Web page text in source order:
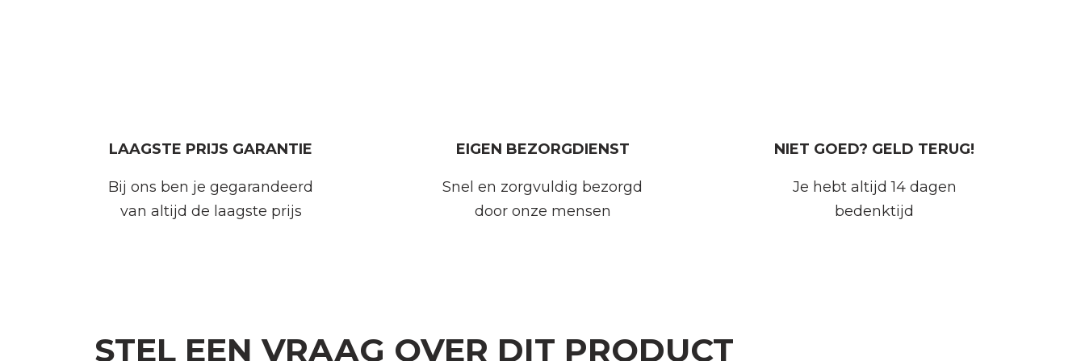
LAAGSTE PRIJS GARANTIE
Bij ons ben je gegarandeerd
van altijd de laagste prijs
EIGEN BEZORGDIENST
Snel en zorgvuldig bezorgd
door onze mensen
NIET GOED? GELD TERUG!
Je hebt altijd 14 dagen
bedenktijd
STEL EEN VRAAG OVER DIT PRODUCT